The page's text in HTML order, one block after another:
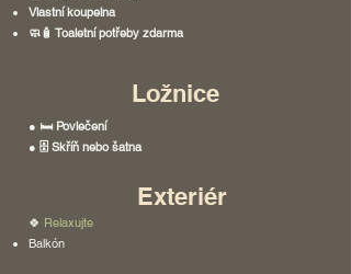
Vlastní koupelna
🧼🧴 Toaletní potřeby zdarma
Ložnice
● 🛏 Povlečení
● 🗄 Skříň nebo šatna
Exteriér
🍀 Relaxujte
Balkón